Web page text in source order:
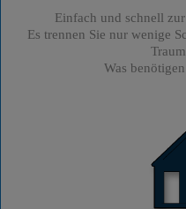
Einfach und schnell
Es trennen Sie nur wenige
Was